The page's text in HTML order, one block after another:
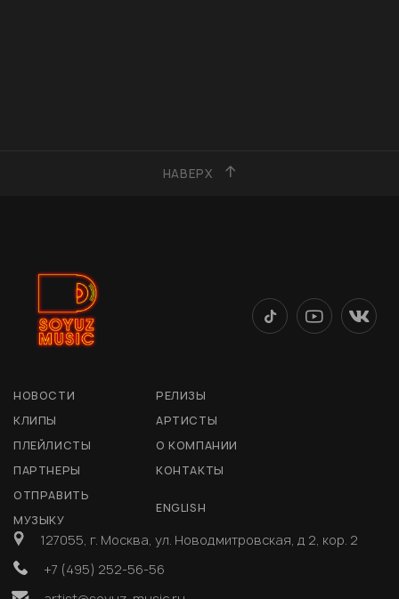
НАВЕРХ
НОВОСТИ
РЕЛИЗЫ
КЛИПЫ
АРТИСТЫ
ПЛЕЙЛИСТЫ
О КОМПАНИИ
ПАРТНЕРЫ
КОНТАКТЫ
ОТПРАВИТЬ
МУЗЫКУ
ENGLISH
127055, г. Москва, ул. Новодмитровская, д 2, кор. 2
+7 (495) 252-56-56